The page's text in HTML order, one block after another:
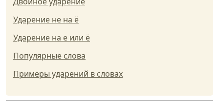
Ударение не на ё
Ударение на е или ё
Популярные слова
Примеры ударений в словах